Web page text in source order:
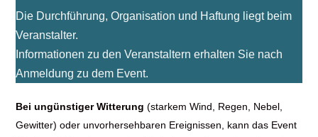
Die Durchführung, Organisation und Haftung liegt beim
Veranstalter.
Informationen zu den Veranstaltern erhalten Sie nach
Anmeldung zu dem Event.
Bei ungünstiger Witterung (starkem Wind, Regen, Nebel,
Gewitter) oder unvorhersehbaren Ereignissen, kann das Event